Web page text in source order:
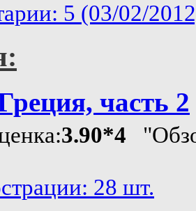
5 (03/02/
часть 2
3.90*4
28 шт.